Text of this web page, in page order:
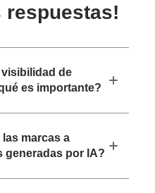
respuestas!
de
es importante?
marcas a
generadas por IA?